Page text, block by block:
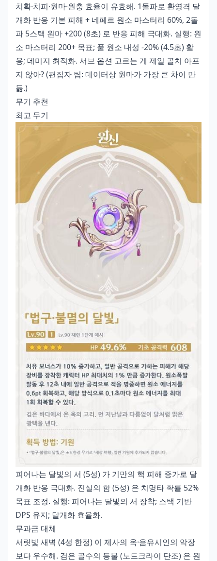
치확·치피·원마·원충 효율이 유효해. 1돌파로 환영격 달
개화 반응 기본 피해 + 네페르 원소 마스터리 60%, 2돌
파 5스택 원마 +200 (8초) 로 반응 피해 극대화. 실행: 원
소 마스터리 200+ 목표; 풀 원소 내성 -20% (4.5초) 활
용; 데미지 최적화. 서브 옵션 고르는 게 제일 골치 아프
지 않아? (편집자 팁: 데이터상 원마가 가장 큰 차이 만
듦.)
무기 추천
최고 무기
피어나는 달빛의 서 (5성) 가 기만의 핵 피해 증가로 달
개화 반응 극대화. 진실의 함 (5성) 은 치명타 확률 52%
목표 조정. 실행: 피어나는 달빛의 서 장착; 스택 기반
DPS 유지; 달개화 효율화.
무과금 대체
서릿빛 새벽 (4성 한정) 이 제사의 옥·음유시인의 악장
보다 우수해. 검은 골수의 등불 (노드크라이 단조) 은 원